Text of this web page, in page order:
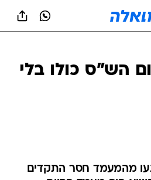
הש"ס כולו בלי
מהמעמד חסר התקדים